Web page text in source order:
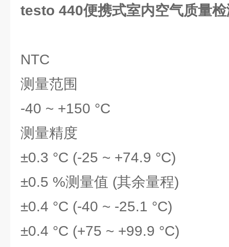
testo 440便携式室内空气质量
NTC
测量范围
-40 ~ +150 °C
测量精度
±0.3 °C (-25 ~ +74.9 °C)
±0.5 %测量值 (其余量程)
±0.4 °C (-40 ~ -25.1 °C)
±0.4 °C (+75 ~ +99.9 °C)